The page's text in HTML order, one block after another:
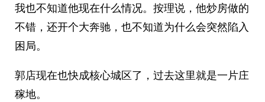
我也不知道他现在什么情况。按理说，他炒房做的
不错，还开个大奔驰，也不知道为什么会突然陷入
困局。
郭店现在也快成核心城区了，过去这里就是一片庄
稼地。